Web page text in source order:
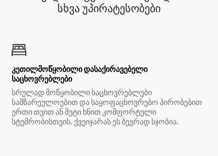
სხვა უპირატესობები
კეთილმოწყობილი დასაქირავებელი
საცხოვრებლები
სრულად მოწყობილი საცხოვრებლები
სამზარეულოებით და საყოფაცხოვრებო პირობებით
ერთი თვით ან მეტი ხნით კომფორტული
სტუმრობისთვის. ქვეიჯარას ეს ბევრად სჯობია.